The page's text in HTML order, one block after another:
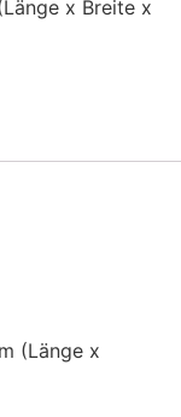
x Breite x
(Länge x